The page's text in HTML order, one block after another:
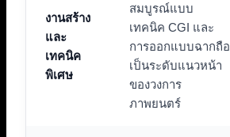
งานสร้าง
และ
เทคนิค
พิเศษ
สมบูรณ์แบบ
เทคนิค CGI และ
การออกแบบฉากถือ
เป็นระดับแนวหน้า
ของวงการ
ภาพยนตร์